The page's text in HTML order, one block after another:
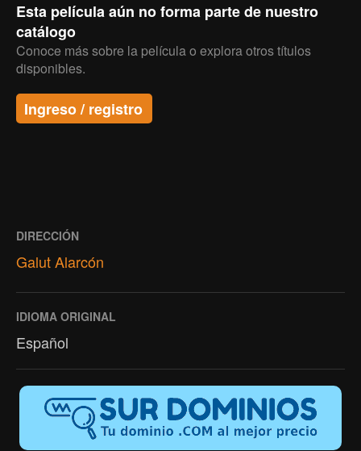
Esta película aún no forma parte de nuestro
catálogo
Conoce más sobre la película o explora otros títulos
disponibles.
Ingreso / registro
DIRECCIÓN
Galut Alarcón
IDIOMA ORIGINAL
Español